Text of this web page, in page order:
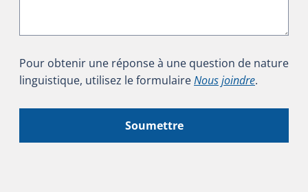
Pour obtenir une réponse à une question de nature
linguistique, utilisez le formulaireNous joindre.
Soumettre